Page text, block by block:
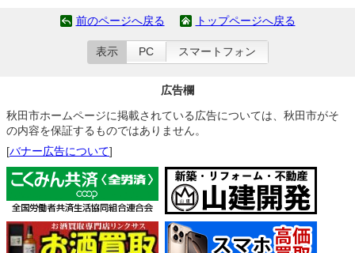
前のページへ戻る トップページへ戻る
表示 PC スマートフォン
広告欄
秋田市ホームページに掲載されている広告については、秋田市がそ
の内容を保証するものではありません。
[バナー広告について]